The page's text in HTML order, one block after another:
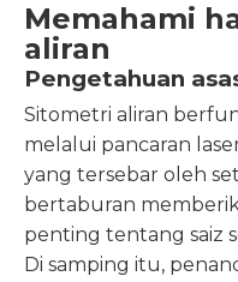
Memahami
aliran
Pengetahuan
Sitometri aliran
melalui pancaran
yang tersebar oleh
bertaburan
penting tentang saiz
Di samping itu,